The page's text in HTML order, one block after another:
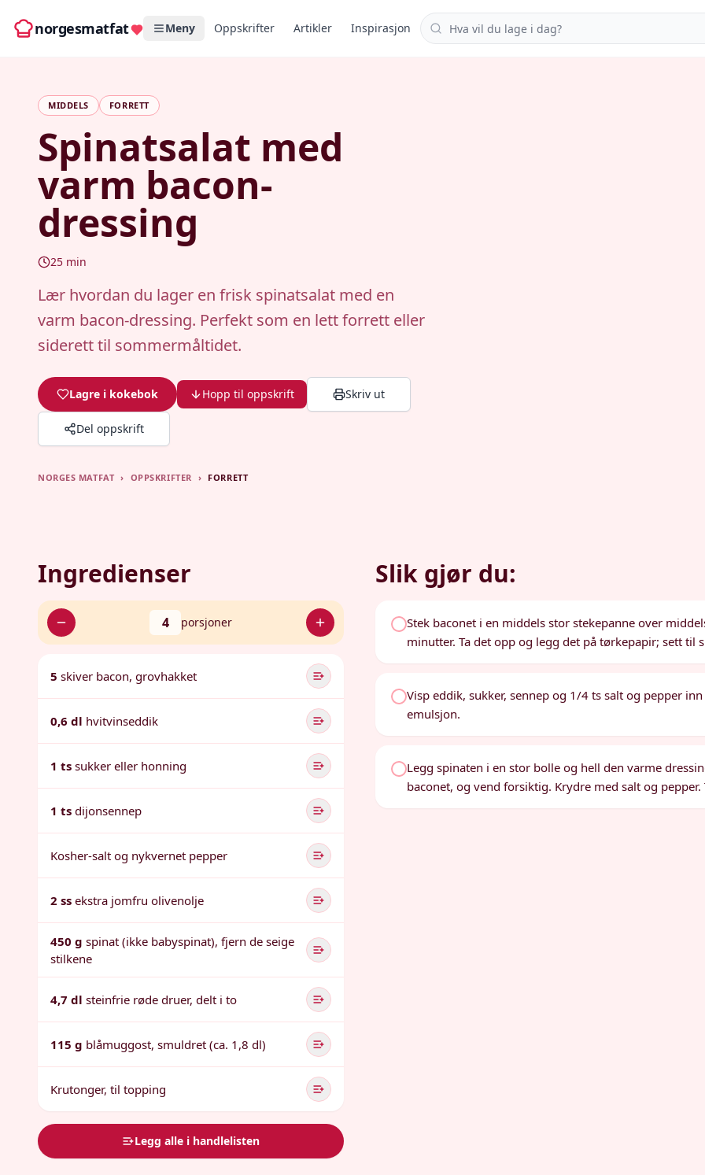
norgesmatfat Meny Oppskrifter Artikler Inspirasjon Søk i oppskrifter
MIDDELS FORRETT
Spinatsalat med
varm bacon-
dressing
25 min
Lær hvordan du lager en frisk spinatsalat med en
varm bacon-dressing. Perfekt som en lett forrett eller
siderett til sommermåltidet.
Lagre i kokebok Hopp til oppskrift Skriv ut
Del oppskrift
NORGES MATFAT › OPPSKRIFTER › FORRETT
Ingredienser
4 porsjoner
5 skiver bacon, grovhakket
0,6 dl hvitvinseddik
1 ts sukker eller honning
1 ts dijonsennep
Kosher-salt og nykvernet pepper
2 ss ekstra jomfru olivenolje
450 g spinat (ikke babyspinat), fjern de seige
stilkene
4,7 dl steinfrie røde druer, delt i to
115 g blåmuggost, smuldret (ca. 1,8 dl)
Krutonger, til topping
Legg alle i handlelisten
Slik gjør du:
Stek baconet i en middels stor stekepanne over
minutter. Ta det opp og legg det på tørkepapir; sett til
Visp eddik, sukker, sennep og 1/4 ts salt og pepper
emulsjon.
Legg spinaten i en stor bolle og hell den varme
baconet, og vend forsiktig. Krydre med salt og